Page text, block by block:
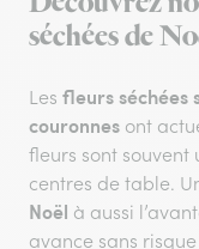
séchées de
Les fleurs séchées
couronnes ont
fleurs sont
centres de table.
Noël à aussi
avance sans